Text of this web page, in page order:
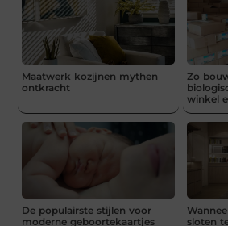
Maatwerk kozijnen mythen
ontkracht
Zo
winkel
De populairste stijlen voor
moderne geboortekaartjes
sloten